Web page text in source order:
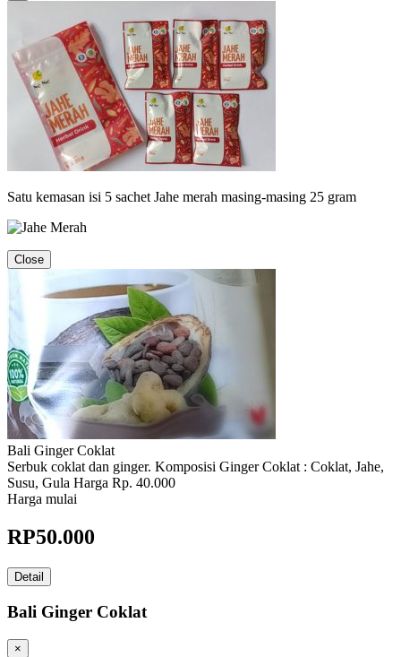
Satu kemasan isi 5 sachet Jahe merah masing-masing 25 gram
Close
Bali Ginger Coklat
Serbuk coklat dan ginger. Komposisi Ginger Coklat : Coklat, Jahe,
Susu, Gula Harga Rp. 40.000
Harga mulai
RP50.000
Detail
Bali Ginger Coklat
×